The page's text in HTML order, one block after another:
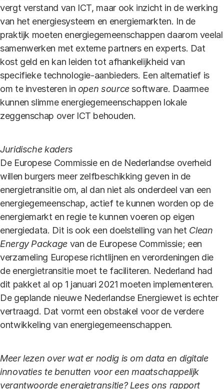
vergt verstand van ICT, maar ook inzicht in de werking
van het energiesysteem en energiemarkten. In de
praktijk moeten energiegemeenschappen daarom veelal
samenwerken met externe partners en experts. Dat
kost geld en kan leiden tot afhankelijkheid van
specifieke technologie-aanbieders. Een alternatief is
om te investeren in open sourcesoftware. Daarmee
kunnen slimme energiegemeenschappen lokale
zeggenschap over ICT behouden.
Juridische kaders
De Europese Commissie en de Nederlandse overheid
willen burgers meer zelfbeschikking geven in de
energietransitie om, al dan niet als onderdeel van een
energiegemeenschap, actief te kunnen worden op de
energiemarkt en regie te kunnen voeren op eigen
energiedata. Dit is ook een doelstelling van het Clean
Energy Packagevan de Europese Commissie; een
verzameling Europese richtlijnen en verordeningen die
de energietransitie moet te faciliteren. Nederland had
dit pakket al op 1 januari 2021 moeten implementeren.
De geplande nieuwe Nederlandse Energiewet is echter
vertraagd. Dat vormt een obstakel voor de verdere
ontwikkeling van energiegemeenschappen.
Meer lezen over wat er nodig is om data en digitale
innovaties te benutten voor een maatschappelijk
verantwoorde energietransitie? Lees ons rapport